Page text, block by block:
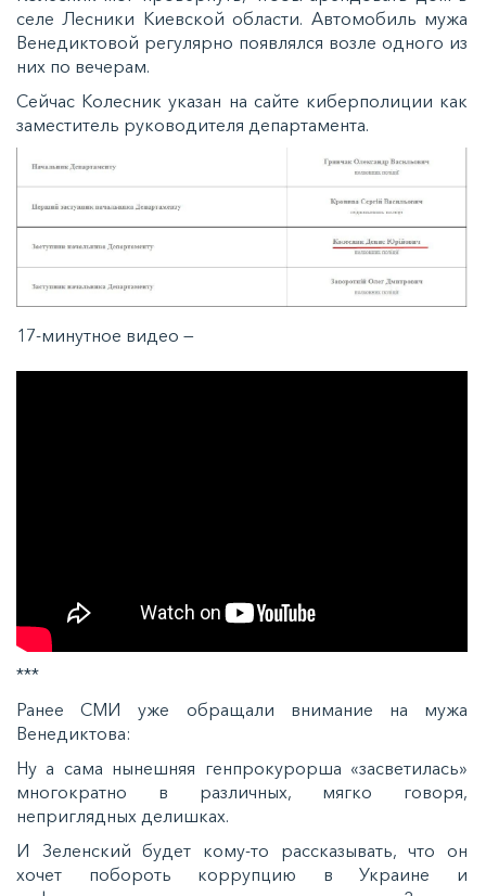
селе Лесники Киевской области. Автомобиль мужа
Венедиктовой регулярно появлялся возле одного из
них по вечерам.
Сейчас Колесник указан на сайте киберполиции как
заместитель руководителя департамента.
17-минутное видео —
***
Ранее СМИ уже обращали внимание на мужа
Венедиктова:
Ну а сама нынешняя генпрокурорша «засветилась»
многократно в различных, мягко говоря,
неприглядных делишках.
И Зеленский будет кому-то рассказывать, что он
хочет побороть коррупцию в Украине и